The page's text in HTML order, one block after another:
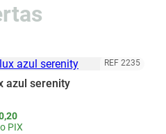
REF 2235
azul serenity
PIX